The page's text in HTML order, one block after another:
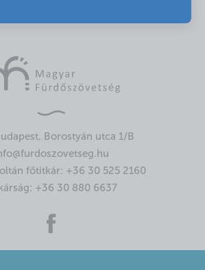
Borostyán utca 1/B
főtitkár: +36 30 525 2160
+36 30 880 6637